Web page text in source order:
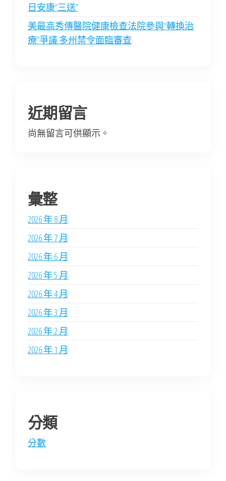
日安康“三送”
美最高秀傳醫院健康檢查法院參與“轉換治
療”爭議 多州禁令面臨審查
近期留言
尚無留言可供顯示。
彙整
2026 年 8 月
2026 年 7 月
2026 年 6 月
2026 年 5 月
2026 年 4 月
2026 年 3 月
2026 年 2 月
2026 年 1 月
分類
分數